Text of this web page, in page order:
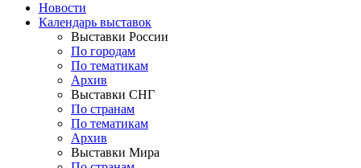
Новости
Календарь выставок
Выставки России
По городам
По тематикам
Архив
Выставки СНГ
По странам
По тематикам
Архив
Выставки Мира